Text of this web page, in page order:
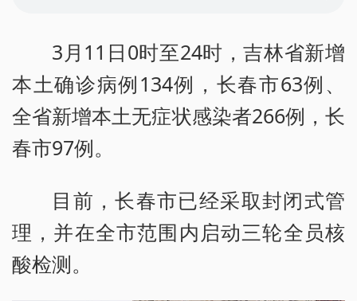
3月11日0时至24时，吉林省新增
本土确诊病例134例，长春市63例、
全省新增本土无症状感染者266例，长
春市97例。
目前，长春市已经采取封闭式管
理，并在全市范围内启动三轮全员核
酸检测。